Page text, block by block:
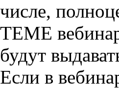
числе,
ТЕМЕ
будут
Если в